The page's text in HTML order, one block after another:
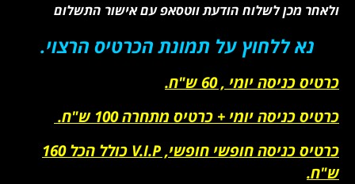
ולאחר מכן לשלוח הודעת ווטסאפ עם אישור התשלום
נא ללחוץ על תמונת הכרטיס הרצוי.
כרטיס כניסה יומי , 60 ש"ח.
כרטיס כניסה יומי + כרטיס מתחרה 100 ש"ח.
כרטיס כניסה חופשי חופשי, V.I.P כולל הכל
160
ש"ח.